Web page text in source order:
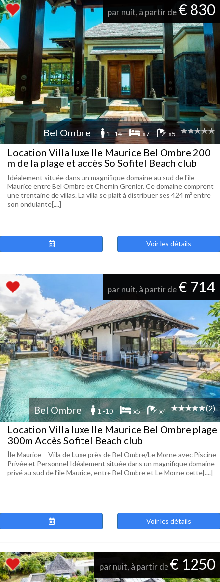
par nuit, à partir de€ 830
Bel Ombre 1 -14 x7 x5
Location Villa luxe Ile Maurice Bel Ombre 200
m de la plage et accès So Sofitel Beach club
Idéalement située dans un magnifique domaine au sud de l'ile
Maurice entre Bel Ombre et Chemin Grenier. Ce domaine comprent
une trentaine de villas. La villa se plait à distribuer ses 424 m² entre
son ondulante[....]
Voir les détails
par nuit, à partir de€ 714
Bel Ombre 1 -10 x5 x4 (2)
Location Villa luxe Ile Maurice Bel Ombre plage
300m Accès Sofitel Beach club
Île Maurice – Villa de Luxe près de Bel Ombre/Le Morne avec Piscine
Privée et Personnel Idéalement située dans un magnifique domaine
privé au sud de l’île Maurice, entre Bel Ombre et Le Morne cette[....]
Voir les détails
par nuit, à partir de€ 1250